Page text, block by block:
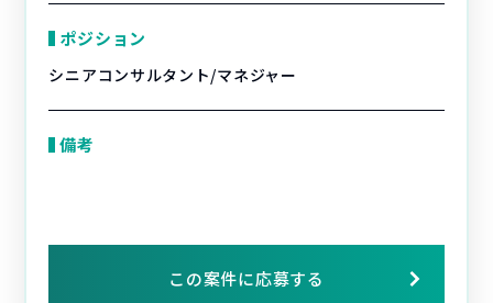
ポジション
シニアコンサルタント/マネジャー
備考
この案件に応募する